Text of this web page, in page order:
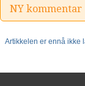
NY kommentar
Artikkelen er ennå ikke